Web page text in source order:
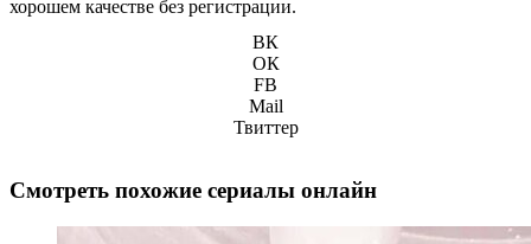
хорошем качестве без регистрации.
ВК
ОК
FB
Mail
Твиттер
Смотреть похожие сериалы онлайн